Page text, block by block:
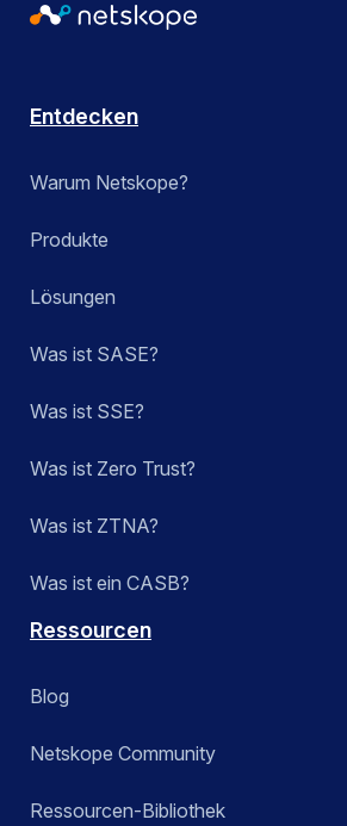
Entdecken
Warum Netskope?
Produkte
Lösungen
Was ist SASE?
Was ist SSE?
Was ist Zero Trust?
Was ist ZTNA?
Was ist ein CASB?
Ressourcen
Blog
Netskope Community
Ressourcen-Bibliothek